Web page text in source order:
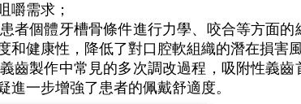
嚼需求；
者個體牙槽骨條件進行力學、咬合等方面
和健康性，降低了對口腔軟組織的潛在損害風
齒製作中常見的多次調改過程，吸附性義
進一步增強了患者的佩戴舒適度。